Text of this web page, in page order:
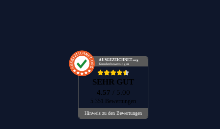
AUSGEZEICHNET .org
Kundenbewertungen
SEHR GUT
4.57 / 5.00
5.351 Bewertungen
Hinweis zu den Bewertungen